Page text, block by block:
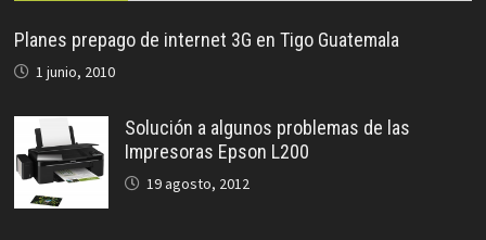
Planes prepago de internet 3G en Tigo Guatemala
1 junio, 2010
Solución a algunos problemas de las
Impresoras Epson L200
19 agosto, 2012